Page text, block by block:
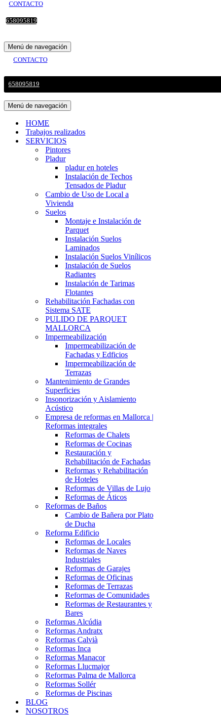
CONTACTO
658095819
Menú de navegación
CONTACTO
658095819
Menú de navegación
HOME
Trabajos realizados
SERVICIOS
Pintores
Pladur
pladur en hoteles
Instalación de Techos
Tensados de Pladur
Cambio de Uso de Local a
Vivienda
Suelos
Montaje e Instalación de
Parquet
Instalación Suelos
Laminados
Instalación Suelos Vinílicos
Instalación de Suelos
Radiantes
Instalación de Tarimas
Flotantes
Rehabilitación Fachadas con
Sistema SATE
PULIDO DE PARQUET
MALLORCA
Impermeabilización
Impermeabilización de
Fachadas y Edficios
Impermeabilización de
Terrazas
Mantenimiento de Grandes
Superficies
Insonorización y Aislamiento
Acústico
Empresa de reformas en Mallorca |
Reformas integrales
Reformas de Chalets
Reformas de Cocinas
Restauración y
Rehabilitación de Fachadas
Reformas y Rehabilitación
de Hoteles
Reformas de Villas de Lujo
Reformas de Áticos
Reformas de Baños
Cambio de Bañera por Plato
de Ducha
Reforma Edificio
Reformas de Locales
Reformas de Naves
Industriales
Reformas de Garajes
Reformas de Oficinas
Reformas de Terrazas
Reformas de Comunidades
Reformas de Restaurantes y
Bares
Reformas Alcúdia
Reformas Andratx
Reformas Calvià
Reformas Inca
Reformas Manacor
Reformas Llucmajor
Reformas Palma de Mallorca
Reformas Sollér
Reformas de Piscinas
BLOG
NOSOTROS